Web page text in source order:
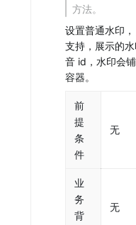
方法。
设置普通水印
支持，展示的
音 id，水印会
容器。
前
提
条
件
无
业
务
背
无